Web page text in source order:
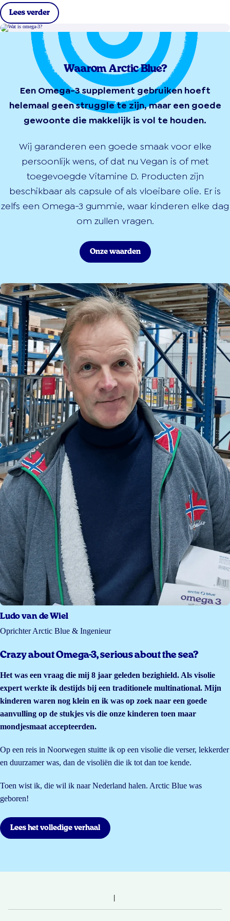
Lees verder
Waarom Arctic Blue?
Een Omega-3 supplement gebruiken hoeft
helemaal geen struggle te zijn, maar een goede
gewoonte die makkelijk is vol te houden.
Wij garanderen een goede smaak voor elke
persoonlijk wens, of dat nu Vegan is of met
toegevoegde Vitamine D. Producten zijn
beschikbaar als capsule of als vloeibare olie. Er is
zelfs een Omega-3 gummie, waar kinderen elke dag
om zullen vragen.
Onze waarden
Ludo van de Wiel
Oprichter Arctic Blue & Ingenieur
Crazy about Omega-3, serious about the sea?
Het was een vraag die mij 8 jaar geleden bezighield. Als visolie
expert werkte ik destijds bij een traditionele multinational. Mijn
kinderen waren nog klein en ik was op zoek naar een goede
aanvulling op de stukjes vis die onze kinderen toen maar
mondjesmaat accepteerden.
Op een reis in Noorwegen stuitte ik op een visolie die verser, lekkerder
en duurzamer was, dan de visoliën die ik tot dan toe kende.
Toen wist ik, die wil ik naar Nederland halen. Arctic Blue was
geboren!
Lees het volledige verhaal